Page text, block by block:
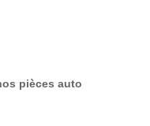
pièces auto